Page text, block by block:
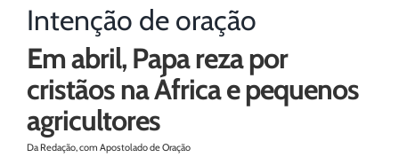
Intenção de oração
Em abril, Papa reza por
cristãos na África e pequenos
agricultores
Da Redação, com Apostolado de Oração